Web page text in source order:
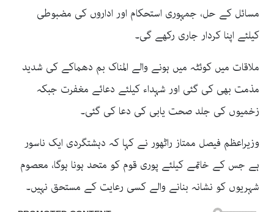
مسائل کے حل، جمہوری استحکام اور اداروں کی مضبوطی
کیلئے اپنا کردار جاری رکھے گی۔
ملاقات میں کوئٹہ میں ہونے والے المناک بم دھماکے کی شدید
مذمت بھی کی گئی اور شہداء کیلئے دعائے مغفرت جبکہ
زخمیوں کی جلد صحت یابی کی دعا کی گئی۔
وزیراعظم فیصل ممتاز راٹھور نے کہا کہ دہشتگردی ایک ناسور
ہے جس کے خاتمے کیلئے پوری قوم کو متحد ہونا ہوگا، معصوم
شہریوں کو نشانہ بنانے والے کسی رعایت کے مستحق نہیں۔